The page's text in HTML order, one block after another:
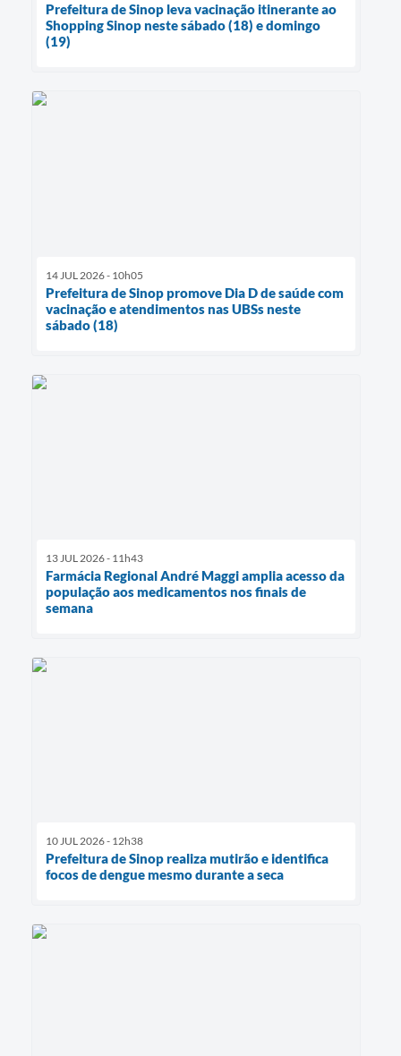
Prefeitura de Sinop leva vacinação itinerante ao
Shopping Sinop neste sábado (18) e domingo
(19)
14 JUL 2026 - 10h05
Prefeitura de Sinop promove Dia D de saúde com
vacinação e atendimentos nas UBSs neste
sábado (18)
13 JUL 2026 - 11h43
Farmácia Regional André Maggi amplia acesso da
população aos medicamentos nos finais de
semana
10 JUL 2026 - 12h38
Prefeitura de Sinop realiza mutirão e identifica
focos de dengue mesmo durante a seca